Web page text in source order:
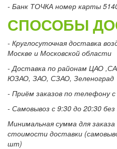
- Банк ТОЧКА номер карты
СПОСОБЫ
- Круглосуточная доставка
Москве и Московской области
- Доставка по районам ЦАО
ЮЗАО, ЗАО, СЗАО, Зеленоград
- Приём заказов по телефону
- Самовывоз с 9:30 до 20:30
Минимальная сумма для
стоимости доставки
шт)